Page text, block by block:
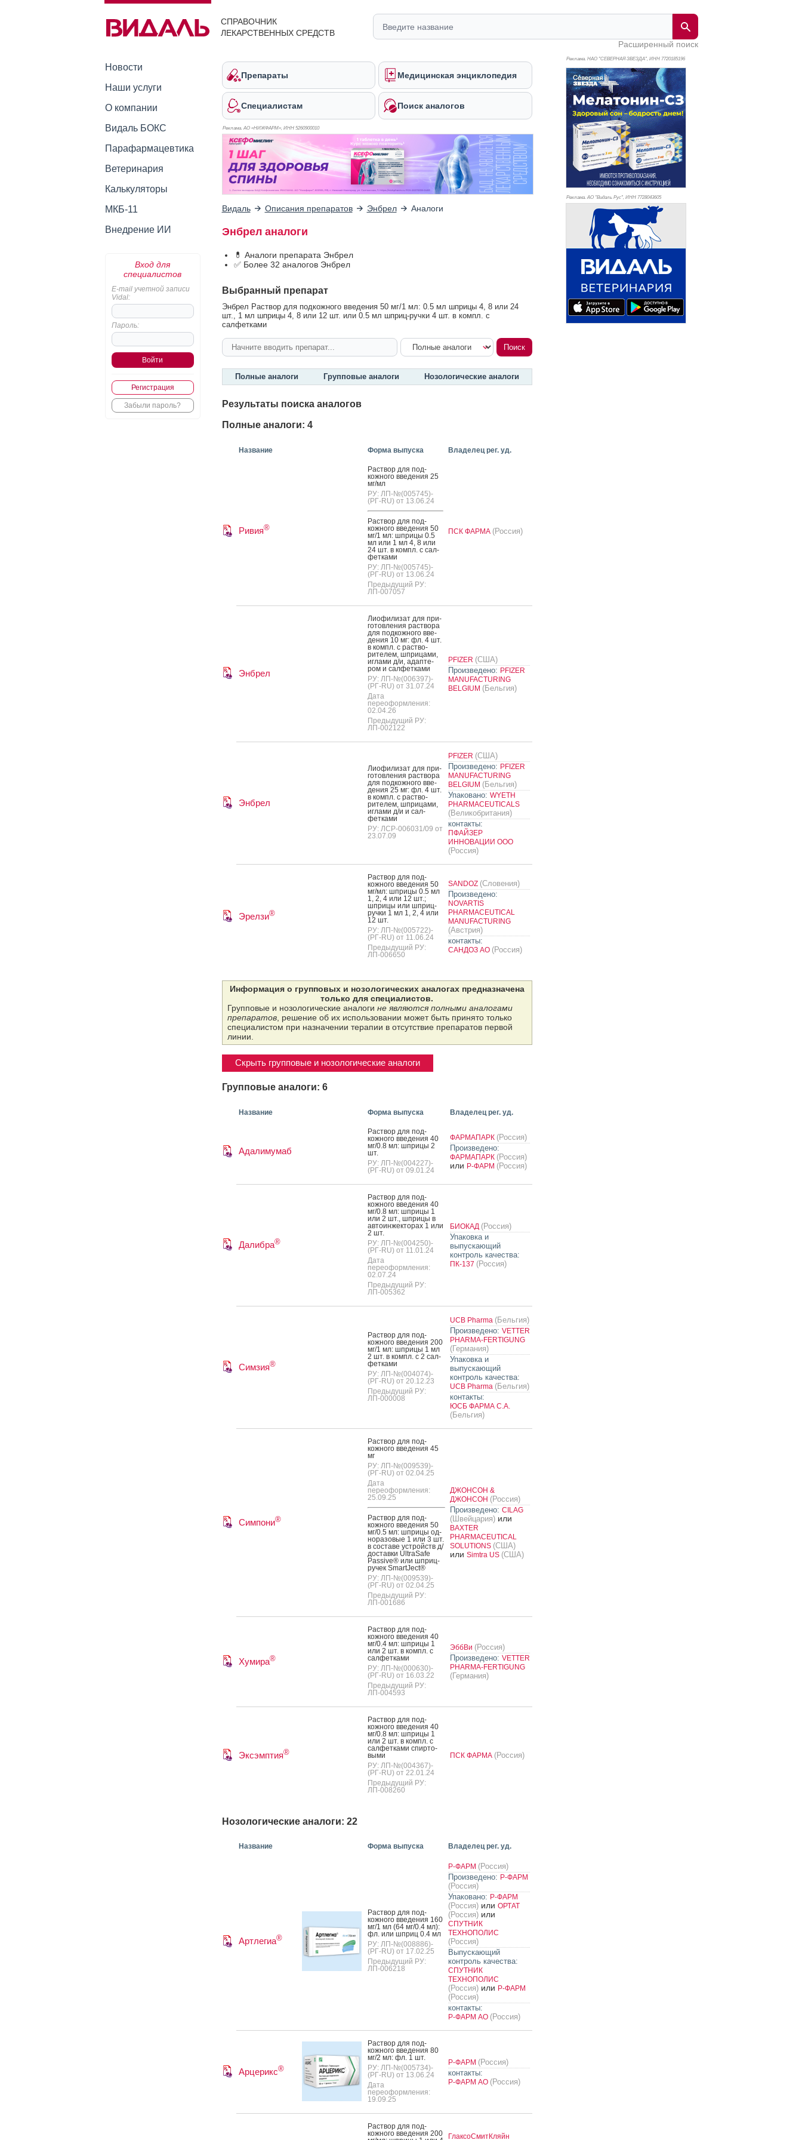
СПРАВОЧНИК
ЛЕКАРСТВЕННЫХ СРЕДСТВ
Расширенный поиск
Новости
Наши услуги
О компании
Видаль БОКС
Парафармацевтика
Ветеринария
Калькуляторы
МКБ-11
Внедрение ИИ
Вход для
специалистов
E-mail учетной записи
Vidal:
Пароль:
Регистрация
Забыли пароль?
Препараты Медицинская энциклопедия
Специалистам Поиск аналогов
Реклама. АО «НИЖФАРМ», ИНН 5260900010
Видаль Описания препаратов Энбрел Аналоги
Энбрел аналоги
💊 Аналоги препарата Энбрел
✅ Более 32 аналогов Энбрел
Выбранный препарат
Энбрел Раствор для подкожного введения 50 мг/1 мл: 0.5 мл шприцы 4, 8 или 24
шт., 1 мл шприцы 4, 8 или 12 шт. или 0.5 мл шприц-ручки 4 шт. в компл. с
салфетками
Полные аналоги Групповые аналоги Нозологические аналоги
Результаты поиска аналогов
Полные аналоги: 4
Название Форма выпуска Владелец рег. уд.
Ривия®
Рас­твор для под­
кожно­го вве­дения 25
мг/мл
РУ: ЛП-№(005745)-
(РГ-RU) от 13.06.24
Рас­твор для под­
кожно­го вве­дения 50
мг/1 мл: шпри­цы 0.5
мл или 1 мл 4, 8 или
24 шт. в компл. с сал­
фетка­ми
РУ: ЛП-№(005745)-
(РГ-RU) от 13.06.24
Предыдущий РУ:
ЛП-007057
ПСК ФАРМА (Россия)
Энбрел
Ли­офи­лизат для при­
готов­ле­ния рас­тво­ра
для под­кожно­го вве­
дения 10 мг: фл. 4 шт.
в компл. с рас­тво­
рите­лем, шпри­цами,
иг­ла­ми д/и, адап­те­
ром и сал­фетка­ми
РУ: ЛП-№(006397)-
(РГ-RU) от 31.07.24
Дата
переоформления:
02.04.26
Предыдущий РУ:
ЛП-002122
PFIZER (США)
Произведено: PFIZER
MANUFACTURING
BELGIUM (Бельгия)
Энбрел
Ли­офи­лизат для при­
готов­ле­ния рас­тво­ра
для под­кожно­го вве­
дения 25 мг: фл. 4 шт.
в компл. с рас­тво­
рите­лем, шпри­цами,
иг­ла­ми д/и и сал­
фетка­ми
РУ: ЛСР-006031/09 от
23.07.09
PFIZER (США)
Произведено: PFIZER
MANUFACTURING
BELGIUM (Бельгия)
Упаковано: WYETH
PHARMACEUTICALS
(Великобритания)
контакты:
ПФАЙЗЕР
ИННОВАЦИИ ООО
(Россия)
Эрелзи®
Рас­твор для под­
кожно­го вве­дения 50
мг/мл: шпри­цы 0.5 мл
1, 2, 4 или 12 шт.;
шпри­цы или шприц-
руч­ки 1 мл 1, 2, 4 или
12 шт.
РУ: ЛП-№(005722)-
(РГ-RU) от 11.06.24
Предыдущий РУ:
ЛП-006650
SANDOZ (Словения)
Произведено:
NOVARTIS
PHARMACEUTICAL
MANUFACTURING
(Австрия)
контакты:
САНДОЗ АО (Россия)
Информация о групповых и нозологических аналогах предназначена
только для специалистов.
Групповые и нозологические аналоги не являются полными аналогами
препаратов, решение об их использовании может быть принято только
специалистом при назначении терапии в отсутствие препаратов первой
линии.
Скрыть групповые и нозологические аналоги
Групповые аналоги: 6
Название Форма выпуска Владелец рег. уд.
Адалимумаб
Рас­твор для под­
кожно­го вве­дения 40
мг/0.8 мл: шпри­цы 2
шт.
РУ: ЛП-№(004227)-
(РГ-RU) от 09.01.24
ФАРМАПАРК (Россия)
Произведено:
ФАРМАПАРК (Россия)
или Р-ФАРМ (Россия)
Далибра®
Рас­твор для под­
кожно­го вве­дения 40
мг/0.8 мл: шпри­цы 1
или 2 шт., шпри­цы в
ав­то­ин­жекто­рах 1 или
2 шт.
РУ: ЛП-№(004250)-
(РГ-RU) от 11.01.24
Дата
переоформления:
02.07.24
Предыдущий РУ:
ЛП-005362
БИОКАД (Россия)
Упаковка и
выпускающий
контроль качества:
ПК-137 (Россия)
Симзия®
Рас­твор для под­
кожно­го вве­дения 200
мг/1 мл: шпри­цы 1 мл
2 шт. в компл. с 2 сал­
фетка­ми
РУ: ЛП-№(004074)-
(РГ-RU) от 20.12.23
Предыдущий РУ:
ЛП-000008
UCB Pharma (Бельгия)
Произведено: VETTER
PHARMA-FERTIGUNG
(Германия)
Упаковка и
выпускающий
контроль качества:
UCB Pharma (Бельгия)
контакты:
ЮСБ ФАРМА С.А.
(Бельгия)
Симпони®
Рас­твор для под­
кожно­го вве­дения 45
мг
РУ: ЛП-№(009539)-
(РГ-RU) от 02.04.25
Дата
переоформления:
25.09.25
Рас­твор для под­
кожно­го вве­дения 50
мг/0.5 мл: шпри­цы од­
но­разо­вые 1 или 3 шт.
в сос­та­ве ус­трой­ств д/
дос­тавки UltraSafe
Passive® или шприц-
ру­чек SmartJect®
РУ: ЛП-№(009539)-
(РГ-RU) от 02.04.25
Предыдущий РУ:
ЛП-001686
ДЖОНСОН &
ДЖОНСОН (Россия)
Произведено: CILAG
(Швейцария)или
BAXTER
PHARMACEUTICAL
SOLUTIONS (США)
или Simtra US (США)
Хумира®
Рас­твор для под­
кожно­го вве­дения 40
мг/0.4 мл: шпри­цы 1
или 2 шт. в компл. с
сал­фетка­ми
РУ: ЛП-№(000630)-
(РГ-RU) от 16.03.22
Предыдущий РУ:
ЛП-004593
ЭббВи (Россия)
Произведено: VETTER
PHARMA-FERTIGUNG
(Германия)
Эксэмптия®
Рас­твор для под­
кожно­го вве­дения 40
мг/0.8 мл: шпри­цы 1
или 2 шт. в компл. с
сал­фетка­ми спир­то­
выми
РУ: ЛП-№(004367)-
(РГ-RU) от 22.01.24
Предыдущий РУ:
ЛП-008260
ПСК ФАРМА (Россия)
Нозологические аналоги: 22
Название Форма выпуска Владелец рег. уд.
Артлегиа®
Рас­твор для под­
кожно­го вве­дения 160
мг/1 мл (64 мг/0.4 мл):
фл. или шприц 0.4 мл
РУ: ЛП-№(008886)-
(РГ-RU) от 17.02.25
Предыдущий РУ:
ЛП-006218
Р-ФАРМ (Россия)
Произведено: Р-ФАРМ
(Россия)
Упаковано: Р-ФАРМ
(Россия)или ОРТАТ
(Россия)или
СПУТНИК
ТЕХНОПОЛИС
(Россия)
Выпускающий
контроль качества:
СПУТНИК
ТЕХНОПОЛИС
(Россия)или Р-ФАРМ
(Россия)
контакты:
Р-ФАРМ АО (Россия)
Арцерикс®
Рас­твор для под­
кожно­го вве­дения 80
мг/2 мл: фл. 1 шт.
РУ: ЛП-№(005734)-
(РГ-RU) от 13.06.24
Дата
переоформления:
19.09.25
Р-ФАРМ (Россия)
контакты:
Р-ФАРМ АО (Россия)
Рас­твор для под­
кожно­го вве­дения 200
ГлаксоСмитКляйн
Реклама. НАО "СЕВЕРНАЯ ЗВЕЗДА", ИНН 7720185196
Реклама. АО "Видаль Рус", ИНН 7728043605